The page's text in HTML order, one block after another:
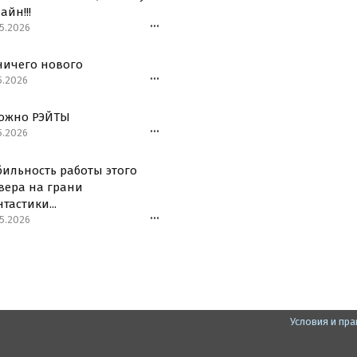
•••
нового
•••
РЭЙТЫ
•••
работы этого
на грани
•••
Условия и